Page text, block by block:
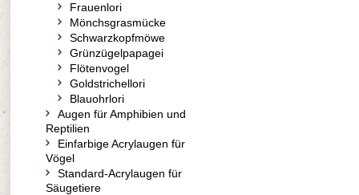
Frauenlori
Mönchsgrasmücke
Schwarzkopfmöwe
Grünzügelpapagei
Flötenvogel
Goldstrichellori
Blauohrlori
Augen für Amphibien und
Reptilien
Einfarbige Acrylaugen für
Vögel
Standard-Acrylaugen für
Säugetiere